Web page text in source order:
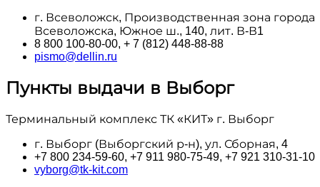
г. Всеволожск, Производственная зона города
Всеволожска, Южное ш., 140, лит. В-В1
8 800 100‑80-00, + 7 (812) 448-88-88
pismo@dellin.ru
Пункты выдачи в Выборг
Терминальный комплекс ТК «КИТ» г. Выборг
г. Выборг (Выборгский р-н), ул. Сборная, 4
+7 800 234-59-60, +7 911 980-75-49, +7 921 310-31-10
vyborg@tk-kit.com